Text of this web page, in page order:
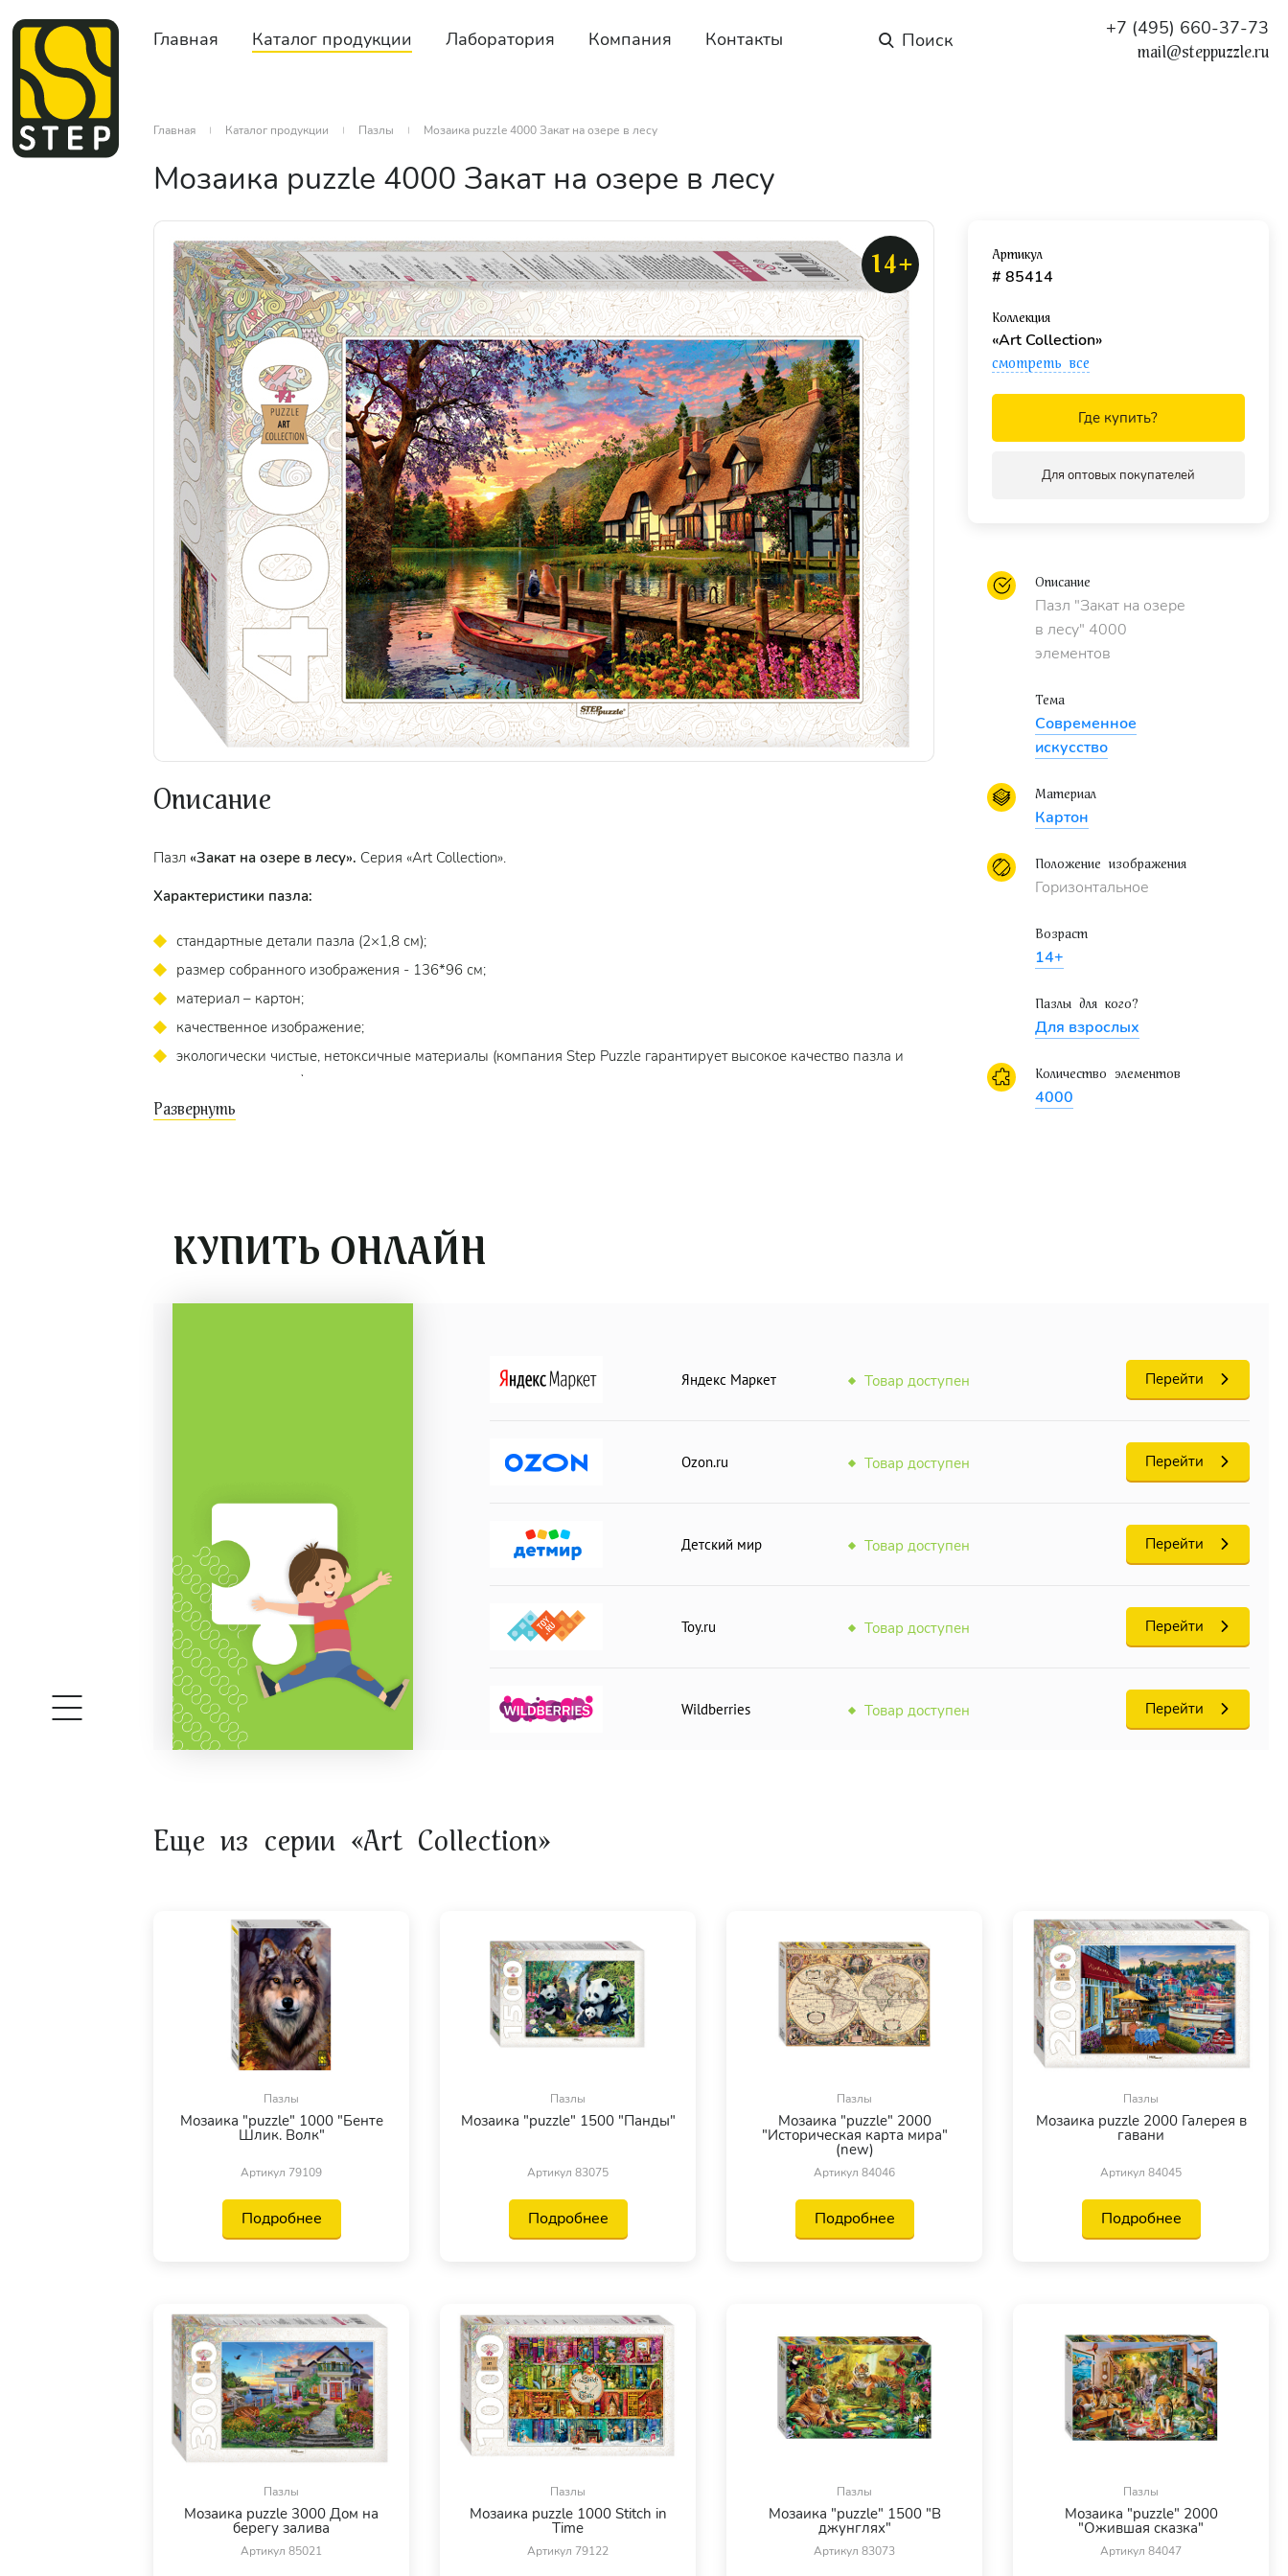
Главная Каталог продукции Лаборатория Компания Контакты +7 (495) 660-37-73
mail@steppuzzle.ru
Главная Каталог продукции Пазлы Мозаика puzzle 4000 Закат на озере в лесу
Мозаика puzzle 4000 Закат на озере в лесу
14+
Описание
Пазл «Закат на озере в лесу». Серия «Art Collection».
Характеристики пазла:
стандартные детали пазла (2×1,8 см);
размер собранного изображения - 136*96 см;
материал – картон;
качественное изображение;
экологически чистые, нетоксичные материалы (компания Step Puzzle гарантирует высокое качество пазла и
точность подгонки).
специальный клей для пазлов
цельную картину.
Артикул
# 85414
Коллекция
«Art Collection»
смотреть все
Где купить?
Для оптовых покупателей
Описание
Пазл "Закат на озере
в лесу" 4000
элементов
Тема
Современное
искусство
Материал
Картон
Положение изображения
Горизонтальное
Возраст
14+
Пазлы для кого?
Для взрослых
Количество элементов
4000
КУПИТЬ ОНЛАЙН
Яндекс Маркет Товар доступен Перейти
Ozon.ru Товар доступен Перейти
Детский мир Товар доступен Перейти
Toy.ru Товар доступен Перейти
Wildberries Товар доступен Перейти
Еще из серии «Art Collection»
Пазлы
Мозаика "puzzle" 1000 "Бенте
Шлик. Волк"
Артикул 79109
Подробнее
Пазлы
Мозаика "puzzle" 1500 "Панды"
Артикул 83075
Подробнее
Пазлы
Мозаика "puzzle" 2000
"Историческая карта мира"
(new)
Артикул 84046
Подробнее
Пазлы
Мозаика puzzle 2000 Галерея в
гавани
Артикул 84045
Подробнее
Пазлы
Мозаика puzzle 3000 Дом на
берегу залива
Артикул 85021
Пазлы
Мозаика puzzle 1000 Stitch in
Time
Артикул 79122
Пазлы
Мозаика "puzzle" 1500 "В
джунглях"
Артикул 83073
Пазлы
Мозаика "puzzle" 2000
"Ожившая сказка"
Артикул 84047